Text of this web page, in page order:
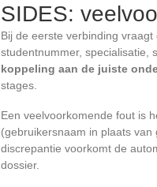
SIDES:
Bij de eerste verbinding
studentnummer, specialisatie,
koppeling aan de juiste
stages.
Een veelvoorkomende fout is
(gebruikersnaam in plaats
discrepantie voorkomt de
dossier.